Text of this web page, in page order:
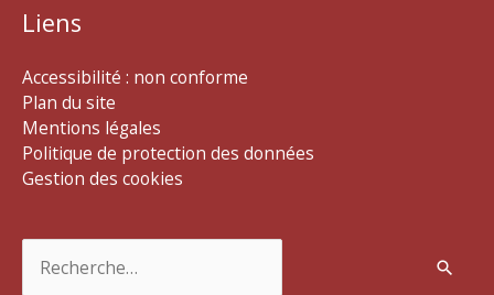
Liens
Accessibilité : non conforme
Plan du site
Mentions légales
Politique de protection des données
Gestion des cookies